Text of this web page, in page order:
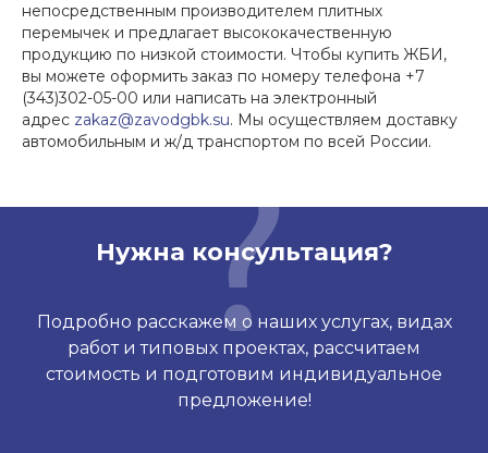
непосредственным производителем плитных
перемычек и предлагает высококачественную
продукцию по низкой стоимости. Чтобы купить ЖБИ,
вы можете оформить заказ по номеру телефона +7
(343)302-05-00 или написать на электронный
адрес zakaz@zavodgbk.su. Мы осуществляем доставку
автомобильным и ж/д транспортом по всей России.
Нужна консультация?
Подробно расскажем о наших услугах, видах
работ и типовых проектах, рассчитаем
стоимость и подготовим индивидуальное
предложение!